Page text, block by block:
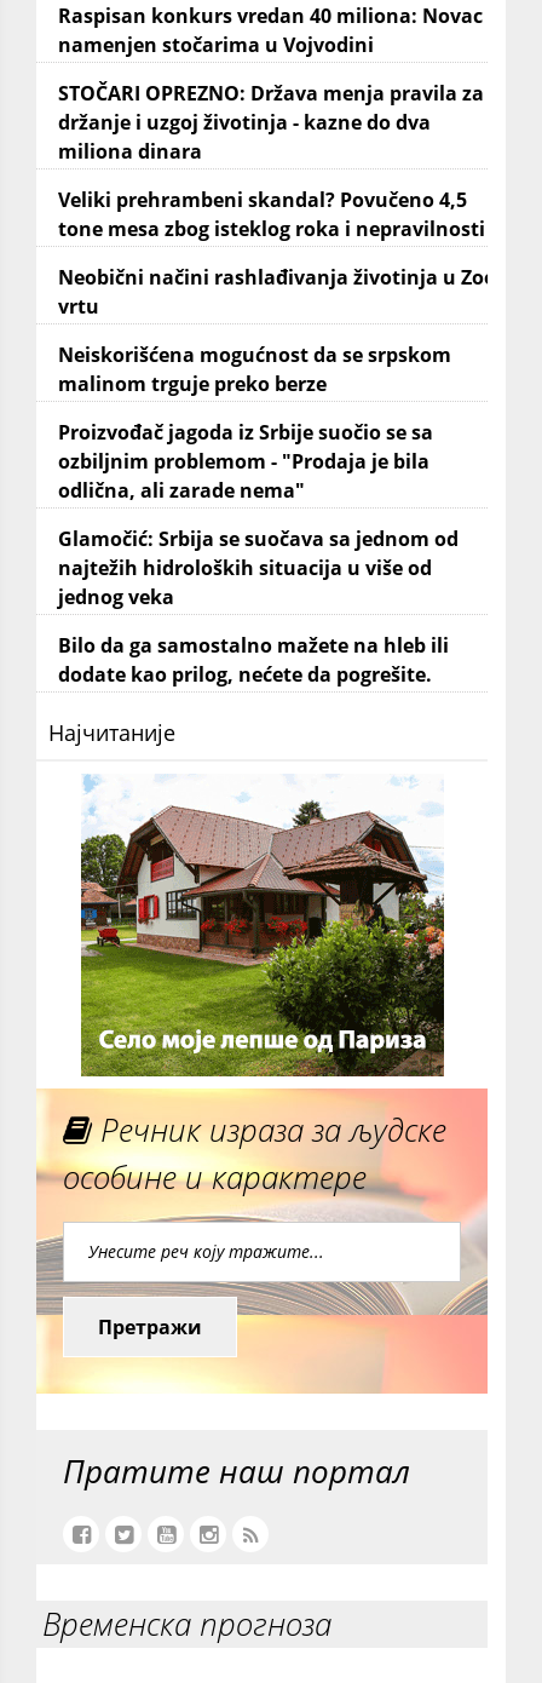
Raspisan konkurs vredan 40 miliona: Novac
namenjen stočarima u Vojvodini
STOČARI OPREZNO: Država menja pravila za
držanje i uzgoj životinja - kazne do dva
miliona dinara
Veliki prehrambeni skandal? Povučeno 4,5
tone mesa zbog isteklog roka i nepravilnosti
Neobični načini rashlađivanja životinja u Zoo
vrtu
Neiskorišćena mogućnost da se srpskom
malinom trguje preko berze
Proizvođač jagoda iz Srbije suočio se sa
ozbiljnim problemom - "Prodaja je bila
odlična, ali zarade nema"
Glamočić: Srbija se suočava sa jednom od
najtežih hidroloških situacija u više od
jednog veka
Bilo da ga samostalno mažete na hleb ili
dodate kao prilog, nećete da pogrešite.
Најчитаније
Речник израза за људске
особине и карактере
Претражи
Пратите наш портал
Временска прогноза